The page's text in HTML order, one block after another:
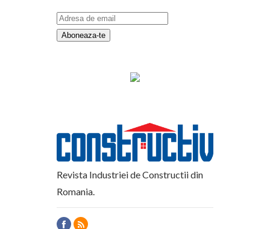
Revista Industriei de Constructii din
Romania.